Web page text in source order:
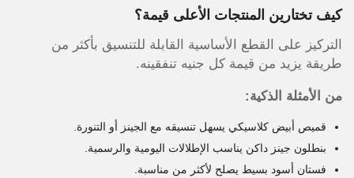
كيف تختارين المنتجات الأعلى قيمة؟
التركيز على القطع الأساسية القابلة للتنسيق بأكثر من
طريقة يزيد من قيمة كل جنيه تنفقينه.
من الأمثلة الذكية:
قميص أبيض كلاسيكي يسهل تنسيقه مع الجينز أو التنورة.
بنطلون جينز داكن يناسب الإطلالات اليومية والرسمية.
فستان أسود بسيط يصلح لأكثر من مناسبة.